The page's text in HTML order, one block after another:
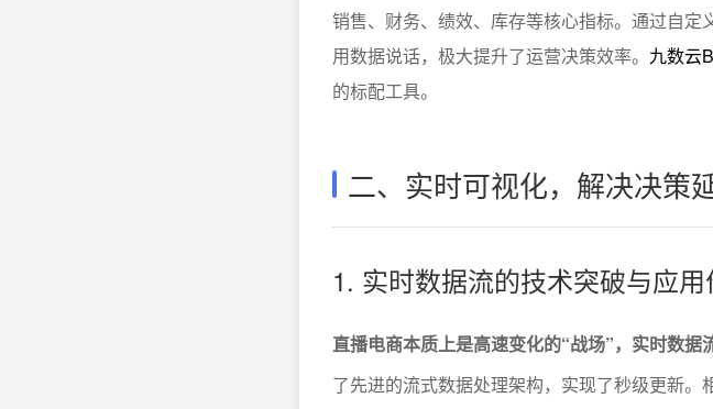
销售、财务、绩效、库存等核心指标。通过自
用数据说话，极大提升了运营决策效率。 九数云
的标配工具。
二、实时可视化，解决决策
1. 实时数据流的技术突破与应用
直播电商本质上是高速变化的“战场”，实时数据
了先进的流式数据处理架构，实现了秒级更新